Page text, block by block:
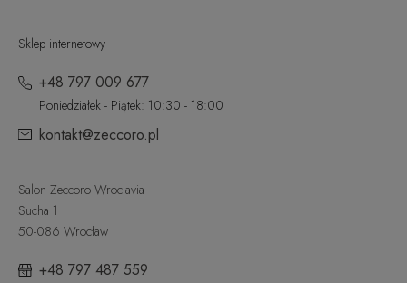
Sklep internetowy
+48 797 009 677
Poniedziałek - Piątek: 10:30 - 18:00
kontakt@zeccoro.pl
Salon Zeccoro Wroclavia
Sucha 1
50-086 Wrocław
+48 797 487 559